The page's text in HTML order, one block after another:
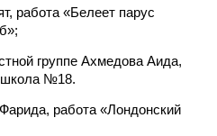
работа «Белеет парус
группе Ахмедова Аида,
школа №18.
работа «Лондонский